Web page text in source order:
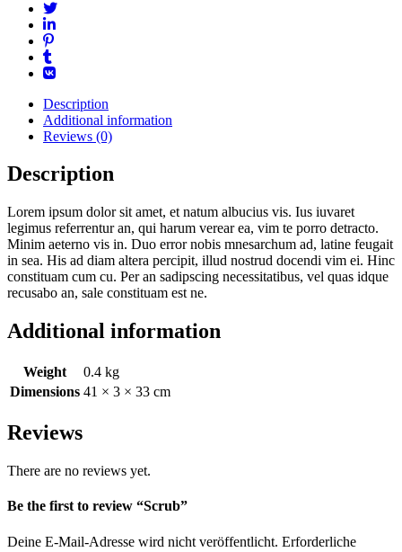
Description
Additional information
Reviews (0)
Description
Lorem ipsum dolor sit amet, et natum albucius vis. Ius iuvaret
legimus referrentur an, qui harum verear ea, vim te porro detracto.
Minim aeterno vis in. Duo error nobis mnesarchum ad, latine feugait
in sea. His ad diam altera percipit, illud nostrud docendi vim ei. Hinc
constituam cum cu. Per an sadipscing necessitatibus, vel quas idque
recusabo an, sale constituam est ne.
Additional information
Weight
0.4 kg
Dimensions 41 × 3 × 33 cm
Reviews
There are no reviews yet.
Be the first to review “Scrub”
Deine E-Mail-Adresse wird nicht veröffentlicht. Erforderliche